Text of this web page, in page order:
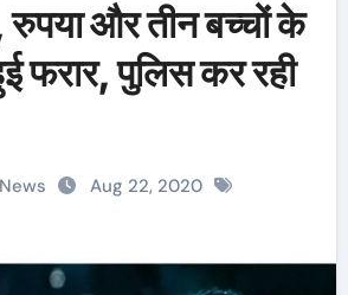
और तीन बच्चों के
फरार, पुलिस कर रही
Aug 22, 2020